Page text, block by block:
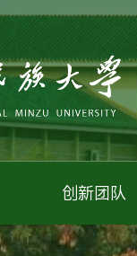
创新团队